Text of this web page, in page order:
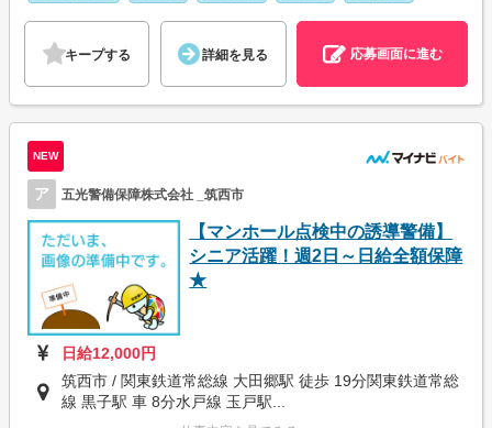
キープする 詳細を見る 応募画面に進む
NEW
ア 五光警備保障株式会社 _筑西市
【マンホール点検中の誘導警備】
シニア活躍！週2日～日給全額保障
★
日給12,000円
筑西市 / 関東鉄道常総線 大田郷駅 徒歩 19分関東鉄道常総
線 黒子駅 車 8分水戸線 玉戸駅...